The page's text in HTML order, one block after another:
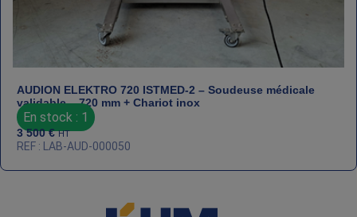
AUDION ELEKTRO 720 ISTMED‑2 – Soudeuse médicale
validable – 720 mm + Chariot inox
En stock : 1
3 500€ HT
REF : LAB-AUD-000050